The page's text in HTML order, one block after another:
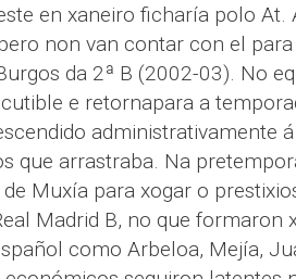
en xaneiro ficharía polo At.
non van contar con el
da 2ª B (2002-03). No
e retornapara a
administrativamente
que arrastraba. Na
de Muxía para xogar o
Madrid B, no que formaron
como Arbeloa, Mejía,